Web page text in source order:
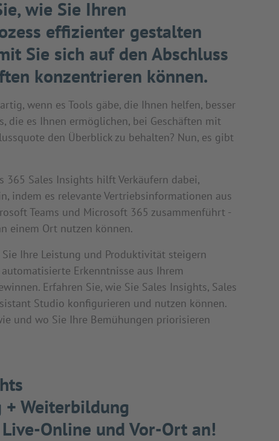
wie Sie Ihren
effizienter gestalten
Sie sich auf den Abschluss
konzentrieren können.
wenn es Tools gäbe, die Ihnen helfen, besser
die es Ihnen ermöglichen, bei Geschäften mit
den Überblick zu behalten? Nun, es gibt
365 Sales Insights hilft Verkäufern dabei,
indem es relevante Vertriebsinformationen aus
Teams und Microsoft 365 zusammenführt -
einem Ort nutzen können.
Sie Ihre Leistung und Produktivität steigern
Erkenntnisse aus Ihrem
Erfahren Sie, wie Sie Sales Insights, Sales
Studio konfigurieren und nutzen können.
und wo Sie Ihre Bemühungen priorisieren
+ Weiterbildung
Online und Vor-Ort an!